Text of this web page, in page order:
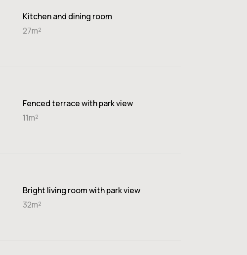
Kitchen and dining room
27m²
Fenced terrace with park view
11m²
Bright living room with park view
32m²